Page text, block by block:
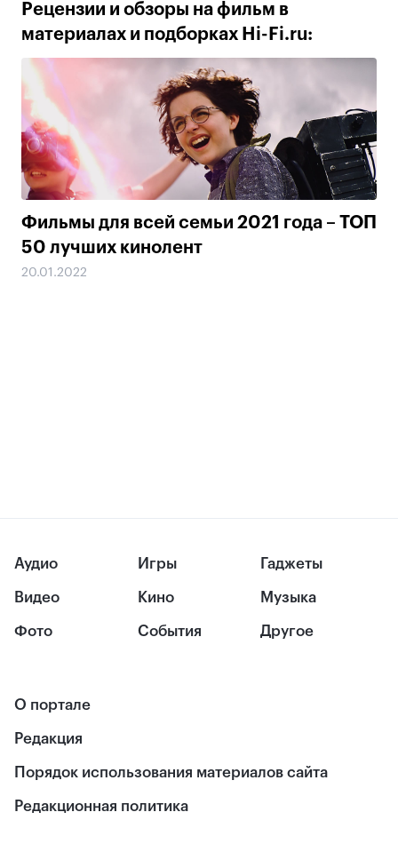
Рецензии и обзоры на фильм в
материалах и подборках Hi-Fi.ru:
Фильмы для всей семьи 2021 года – ТОП
50 лучших кинолент
20.01.2022
Аудио
Видео
Фото
Игры
Кино
События
Гаджеты
Музыка
Другое
О портале
Редакция
Порядок использования материалов сайта
Редакционная политика